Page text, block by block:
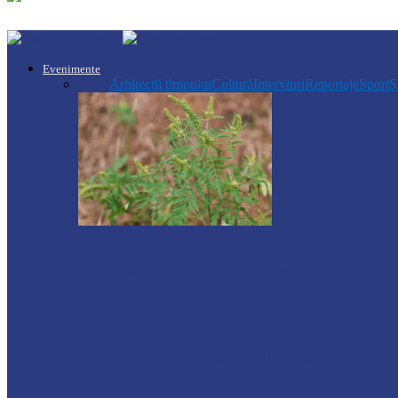
Evenimente
Arhitecții timpuluiCulturăInterviuriReportajeSport